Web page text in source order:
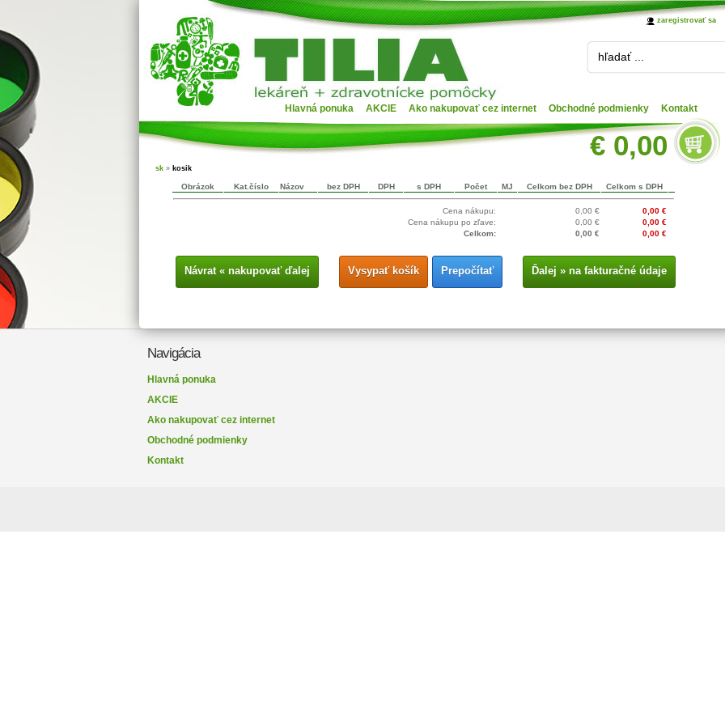
zaregistrovať sa
Hlavná ponuka AKCIE Ako nakupovať cez internet Obchodné podmienky Kontakt
€ 0,00
hľadať ...
sk » kosik
Obrázok Kat.číslo Názov bez DPH DPH s DPH Počet MJ Celkom bez DPH Celkom s DPH
Cena nákupu: 0,00 €
0,00 €
Cena nákupu po zľave:
0,00 €
0,00 €
Celkom:
0,00 € 0,00 €
Návrat « nakupovať ďalej Vysypať košík Ďalej » na fakturačné údaje
Prepočítať
Navigácia
Hlavná ponuka
AKCIE
Ako nakupovať cez internet
Obchodné podmienky
Kontakt